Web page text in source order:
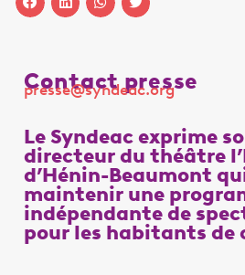
Contact presse
presse@syndeac.org
Le Syndeac exprime
directeur du théâtre
d’Hénin-Beaumont
maintenir une
indépendante de
pour les habitants de